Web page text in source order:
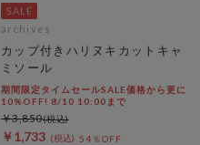
archives
カップ付きハリヌキカットキャ
ミソール
期間限定タイムセールSALE価格から更に
10%OFF! 8/10 10:00まで
￥1,733 54％OFF
￥3,850